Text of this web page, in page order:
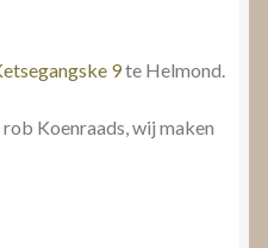
9te Helmond.
Koenraads, wij maken